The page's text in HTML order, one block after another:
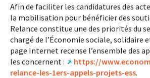
Afin de faciliter les candidatures des
la mobilisation pour bénéficier des
Relance constitue une des priorités du
chargé de l’Économie sociale, solidaire
page Internet recense l’ensemble des
les concernent :
https://
relance-les-1ers-appels-projets-ess.